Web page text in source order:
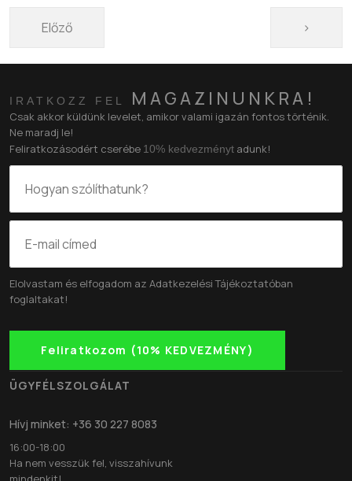
Előző cikk: Védd az autódat a karcoktól mindenhol –
Előző >
IRATKOZZ FEL MAGAZINUNKRA!
Csak akkor küldünk levelet, amikor valami igazán fontos történik.
Ne maradj le!
Feliratkozásodért cserébe 10% kedvezményt adunk!
Elolvastam és elfogadom az Adatkezelési Tájékoztatóban
foglaltakat!
Feliratkozom (10% KEDVEZMÉNY)
ÜGYFÉLSZOLGÁLAT
Hívj minket: +36 30 227 8083
16:00-18:00
Ha nem vesszük fel, visszahívunk